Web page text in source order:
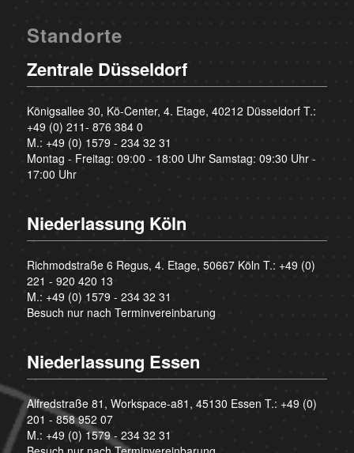
Standorte
Zentrale Düsseldorf
Königsallee 30, Kö-Center, 4. Etage, 40212 Düsseldorf T.:
+49 (0) 211- 876 384 0
M.: +49 (0) 1579 - 234 32 31
Montag - Freitag: 09:00 - 18:00 Uhr Samstag: 09:30 Uhr -
17:00 Uhr
Niederlassung Köln
Richmodstraße 6 Regus, 4. Etage, 50667 Köln T.: +49 (0)
221 - 920 420 13
M.: +49 (0) 1579 - 234 32 31
Besuch nur nach Terminvereinbarung
Niederlassung Essen
Alfredstraße 81, Workspace-a81, 45130 Essen T.: +49 (0)
201 - 858 952 07
M.: +49 (0) 1579 - 234 32 31